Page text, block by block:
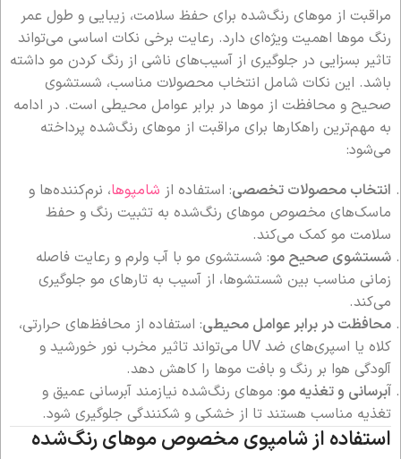
مراقبت از موهای رنگ‌شده برای حفظ سلامت، زیبایی و طول عمر
رنگ موها اهمیت ویژه‌ای دارد. رعایت برخی نکات اساسی می‌تواند
تاثیر بسزایی در جلوگیری از آسیب‌های ناشی از رنگ کردن مو داشته
باشد. این نکات شامل انتخاب محصولات مناسب، شستشوی
صحیح و محافظت از موها در برابر عوامل محیطی است. در ادامه
به مهم‌ترین راهکارها برای مراقبت از موهای رنگ‌شده پرداخته
می‌شود:
انتخاب محصولات تخصصی: استفاده از شامپوها، نرم‌کننده‌ها و
ماسک‌های مخصوص موهای رنگ‌شده به تثبیت رنگ و حفظ
سلامت مو کمک می‌کند.
شستشوی صحیح مو: شستشوی مو با آب ولرم و رعایت فاصله
زمانی مناسب بین شستشوها، از آسیب به تارهای مو جلوگیری
می‌کند.
محافظت در برابر عوامل محیطی: استفاده از محافظ‌های حرارتی،
کلاه یا اسپری‌های ضد UV می‌تواند تاثیر مخرب نور خورشید و
آلودگی هوا بر رنگ و بافت موها را کاهش دهد.
آبرسانی و تغذیه مو: موهای رنگ‌شده نیازمند آبرسانی عمیق و
تغذیه مناسب هستند تا از خشکی و شکنندگی جلوگیری شود.
استفاده از شامپوی مخصوص موهای رنگ‌شده